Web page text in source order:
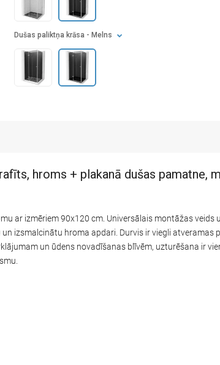
Dušas paliktņa krāsa - Melns
hroms + plakanā dušas pamatne,
ar izmēriem 90x120 cm. Universālais montāžas veids
izsmalcinātu hroma apdari. Durvis ir viegli atveramas
un ūdens novadīšanas blīvēm, uzturēšana ir